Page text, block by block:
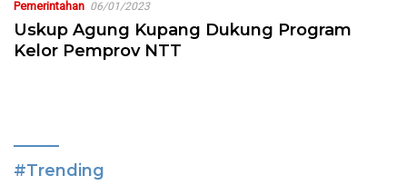
Pemerintahan 06/01/2023
Uskup Agung Kupang Dukung Program
Kelor Pemprov NTT
#Trending